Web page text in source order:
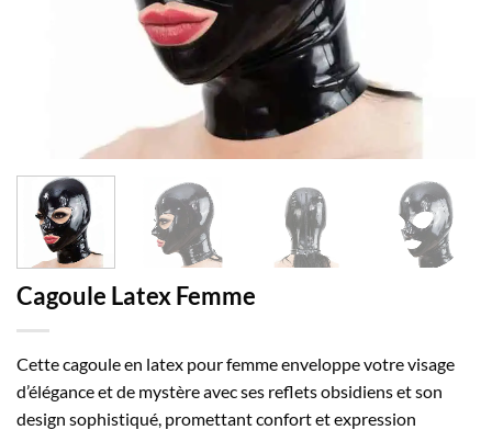
Cagoule Latex Femme
Cette cagoule en latex pour femme enveloppe votre visage
d’élégance et de mystère avec ses reflets obsidiens et son
design sophistiqué, promettant confort et expression